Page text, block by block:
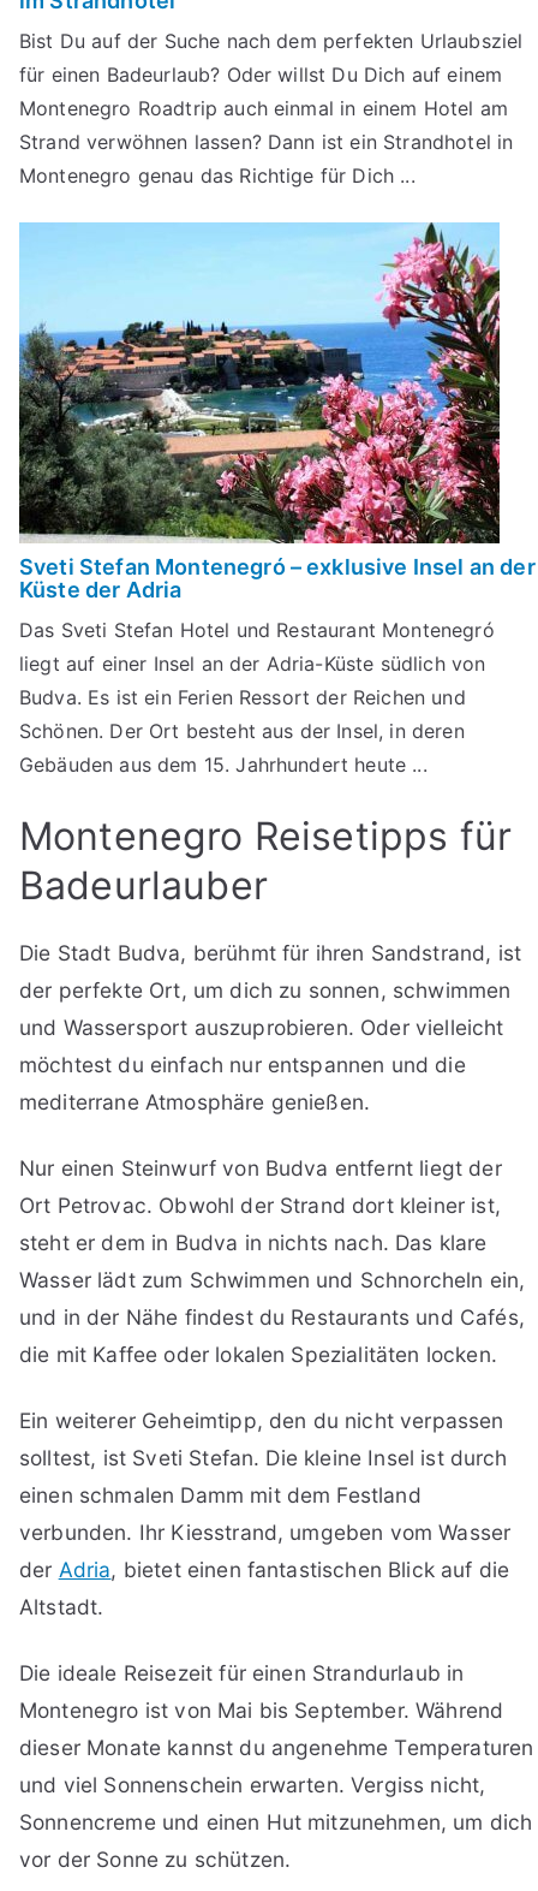
Bist Du auf der Suche nach dem perfekten Urlaubsziel
für einen Badeurlaub? Oder willst Du Dich auf einem
Montenegro Roadtrip auch einmal in einem Hotel am
Strand verwöhnen lassen? Dann ist ein Strandhotel in
Montenegro genau das Richtige für Dich ...
Sveti Stefan Montenegró – exklusive Insel an der
Küste der Adria
Das Sveti Stefan Hotel und Restaurant Montenegró
liegt auf einer Insel an der Adria-Küste südlich von
Budva. Es ist ein Ferien Ressort der Reichen und
Schönen. Der Ort besteht aus der Insel, in deren
Gebäuden aus dem 15. Jahrhundert heute ...
Montenegro Reisetipps für
Badeurlauber
Die Stadt Budva, berühmt für ihren Sandstrand, ist
der perfekte Ort, um dich zu sonnen, schwimmen
und Wassersport auszuprobieren. Oder vielleicht
möchtest du einfach nur entspannen und die
mediterrane Atmosphäre genießen.
Nur einen Steinwurf von Budva entfernt liegt der
Ort Petrovac. Obwohl der Strand dort kleiner ist,
steht er dem in Budva in nichts nach. Das klare
Wasser lädt zum Schwimmen und Schnorcheln ein,
und in der Nähe findest du Restaurants und Cafés,
die mit Kaffee oder lokalen Spezialitäten locken.
Ein weiterer Geheimtipp, den du nicht verpassen
solltest, ist Sveti Stefan. Die kleine Insel ist durch
einen schmalen Damm mit dem Festland
verbunden. Ihr Kiesstrand, umgeben vom Wasser
der Adria, bietet einen fantastischen Blick auf die
Altstadt.
Die ideale Reisezeit für einen Strandurlaub in
Montenegro ist von Mai bis September. Während
dieser Monate kannst du angenehme Temperaturen
und viel Sonnenschein erwarten. Vergiss nicht,
Sonnencreme und einen Hut mitzunehmen, um dich
vor der Sonne zu schützen.